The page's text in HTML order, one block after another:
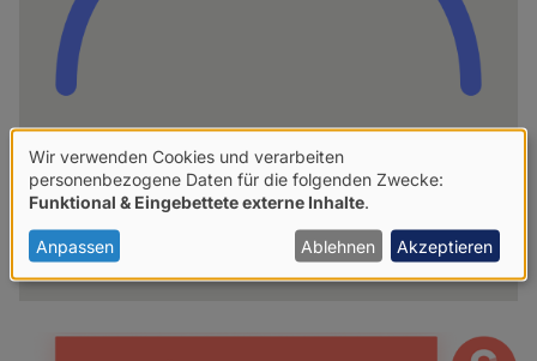
hpd
Weitere Artikel des Autoren
Verwendung
von
personenbezogenen
Daten
Wir verwenden Cookies und verarbeiten
personenbezogene Daten für die folgenden Zwecke:
Funktional & Eingebettete externe Inhalte.
Anpassen Ablehnen Akzeptieren